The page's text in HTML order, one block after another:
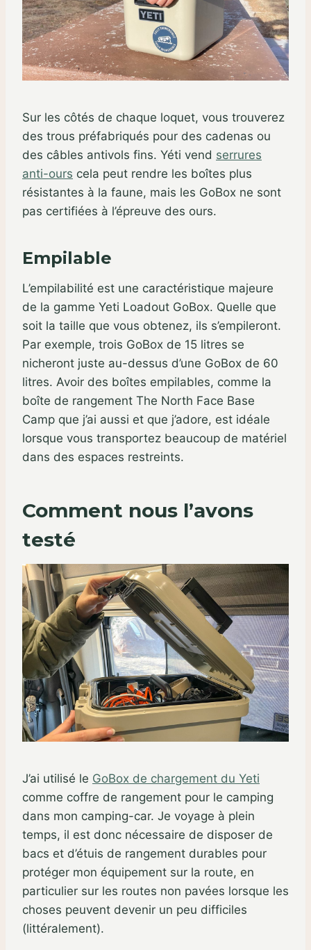
Sur les côtés de chaque loquet, vous trouverez
des trous préfabriqués pour des cadenas ou
des câbles antivols fins. Yéti vend serrures
anti-ours cela peut rendre les boîtes plus
résistantes à la faune, mais les GoBox ne sont
pas certifiées à l’épreuve des ours.
Empilable
L’empilabilité est une caractéristique majeure
de la gamme Yeti Loadout GoBox. Quelle que
soit la taille que vous obtenez, ils s’empileront.
Par exemple, trois GoBox de 15 litres se
nicheront juste au-dessus d’une GoBox de 60
litres. Avoir des boîtes empilables, comme la
boîte de rangement The North Face Base
Camp que j’ai aussi et que j’adore, est idéale
lorsque vous transportez beaucoup de matériel
dans des espaces restreints.
Comment nous l’avons
testé
J’ai utilisé le GoBox de chargement du Yeti
comme coffre de rangement pour le camping
dans mon camping-car. Je voyage à plein
temps, il est donc nécessaire de disposer de
bacs et d’étuis de rangement durables pour
protéger mon équipement sur la route, en
particulier sur les routes non pavées lorsque les
choses peuvent devenir un peu difficiles
(littéralement).